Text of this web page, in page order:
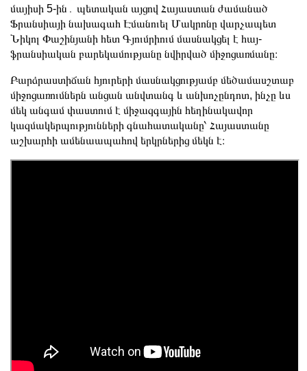
մայիսի 5-ին․ պետական այցով Հայաստան ժամանած
Ֆրանսիայի նախագահ Էմանուել Մակրոնը վարչապետ
Նիկոլ Փաշինյանի հետ Գյումրիում մասնակցել է հայ-
ֆրանսիական բարեկամությանը նվիրված միջոցառմանը։
Բարձրաստիճան հյուրերի մասնակցությամբ մեծամասշտաբ
միջոցառումներն անցան անվտանգ և անխոչընդոտ, ինչը ևս
մեկ անգամ փաստում է միջազգային հեղինակավոր
կազմակերպությունների գնահատականը՝ Հայաստանը
աշխարհի ամենաապահով երկրներից մեկն է։